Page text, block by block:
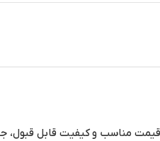
مناسب و کیفیت قابل قبول،